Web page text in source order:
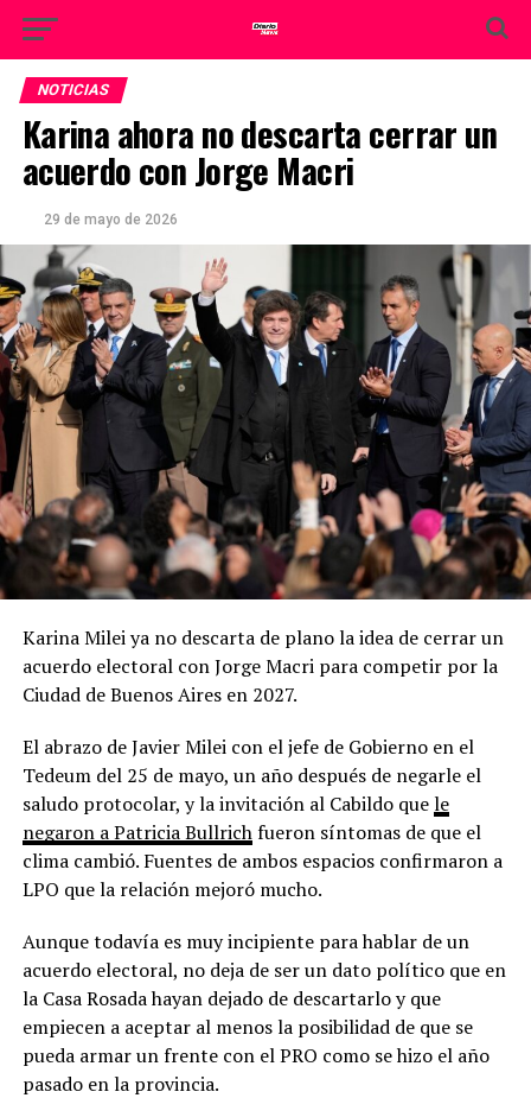
NOTICIAS
Karina ahora no descarta cerrar un
acuerdo con Jorge Macri
29 de mayo de 2026
Karina Milei ya no descarta de plano la idea de cerrar un
acuerdo electoral con Jorge Macri para competir por la
Ciudad de Buenos Aires en 2027.
El abrazo de Javier Milei con el jefe de Gobierno en el
Tedeum del 25 de mayo, un año después de negarle el
saludo protocolar, y la invitación al Cabildo quele
negaron a Patricia Bullrichfueron síntomas de que el
clima cambió. Fuentes de ambos espacios confirmaron a
LPO que la relación mejoró mucho.
Aunque todavía es muy incipiente para hablar de un
acuerdo electoral, no deja de ser un dato político que en
la Casa Rosada hayan dejado de descartarlo y que
empiecen a aceptar al menos la posibilidad de que se
pueda armar un frente con el PRO como se hizo el año
pasado en la provincia.